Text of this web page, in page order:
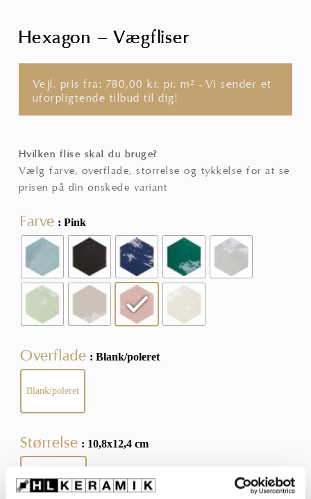
Hexagon – Vægfliser
Vejl. pris fra: 780,00kr. pr. m² - Vi sender et
uforpligtende tilbud til dig!
Hvilken flise skal du bruge?
Vælg farve, overflade, størrelse og tykkelse for at se
prisen på din ønskede variant
Farve : Pink
Overflade : Blank/poleret
Blank/poleret
Størrelse : 10,8x12,4 cm
10,8x12,4 cm